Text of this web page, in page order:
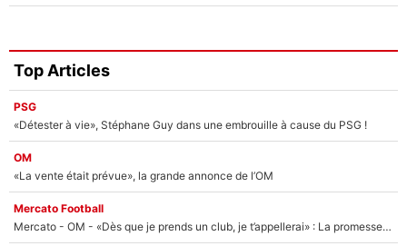
Top Articles
PSG
«Détester à vie», Stéphane Guy dans une embrouille à cause du PSG !
OM
«La vente était prévue», la grande annonce de l’OM
Mercato Football
Mercato - OM - «Dès que je prends un club, je t’appellerai» : La promesse de Marcelino au moment de claquer la porte